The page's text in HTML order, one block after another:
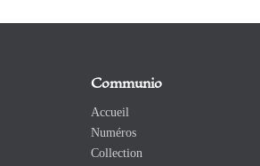
Communio
Accueil
Numéros
Collection